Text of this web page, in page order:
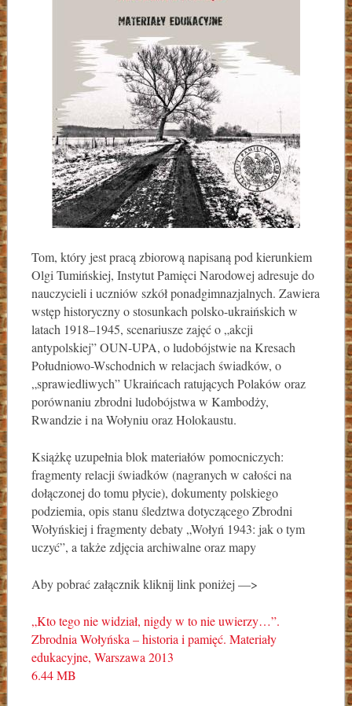
Tom, który jest pracą zbiorową napisaną pod kierunkiem
Olgi Tumińskiej, Instytut Pamięci Narodowej adresuje do
nauczycieli i uczniów szkół ponadgimnazjalnych. Zawiera
wstęp historyczny o stosunkach polsko-ukraińskich w
latach 1918–1945, scenariusze zajęć o „akcji
antypolskiej” OUN-UPA, o ludobójstwie na Kresach
Południowo-Wschodnich w relacjach świadków, o
„sprawiedliwych” Ukraińcach ratujących Polaków oraz
porównaniu zbrodni ludobójstwa w Kambodży,
Rwandzie i na Wołyniu oraz Holokaustu.
Książkę uzupełnia blok materiałów pomocniczych:
fragmenty relacji świadków (nagranych w całości na
dołączonej do tomu płycie), dokumenty polskiego
podziemia, opis stanu śledztwa dotyczącego Zbrodni
Wołyńskiej i fragmenty debaty „Wołyń 1943: jak o tym
uczyć”, a także zdjęcia archiwalne oraz mapy
Aby pobrać załącznik kliknij link poniżej —>
„Kto tego nie widział, nigdy w to nie uwierzy…”.
Zbrodnia Wołyńska – historia i pamięć. Materiały
edukacyjne, Warszawa 2013
6.44 MB